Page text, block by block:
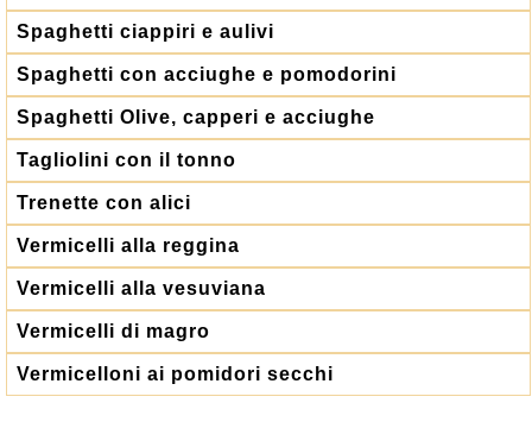
Spaghetti ciappiri e aulivi
Spaghetti con acciughe e pomodorini
Spaghetti Olive, capperi e acciughe
Tagliolini con il tonno
Trenette con alici
Vermicelli alla reggina
Vermicelli alla vesuviana
Vermicelli di magro
Vermicelloni ai pomidori secchi